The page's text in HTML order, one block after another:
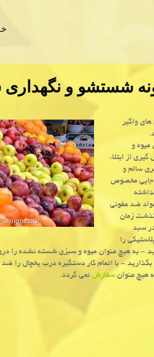
شستشو و نگهداری
واگیر
میوه و
از ابتلاء
سالم و
جایی مخصوص
ضد عفونی
گذشت زمان
سبد
را
به هیچ عنوان میوه و سبزی شسته نشده را
با اتمام كار دستگیره درب یخچال را ضد
هیچ عنوان سفارش نمی گردد.